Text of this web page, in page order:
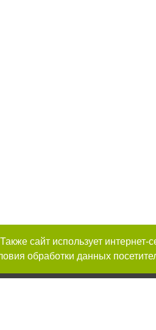
сайт использует
обработки данных